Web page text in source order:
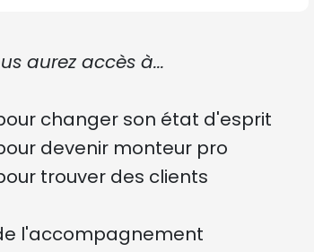
aurez accès à...
changer son état d'esprit
devenir monteur pro
trouver des clients
l'accompagnement